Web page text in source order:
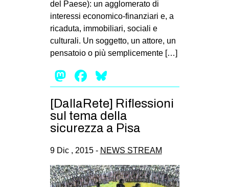
del Paese): un agglomerato di
interessi economico-finanziari e, a
ricaduta, immobiliari, sociali e
culturali. Un soggetto, un attore, un
pensatoio o più semplicemente […]
Mastodon
Facebook
[DallaRete] Riflessioni
sul tema della
sicurezza a Pisa
9 Dic , 2015 - NEWS STREAM